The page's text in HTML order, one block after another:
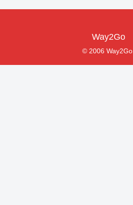
Way2Go
© 2006 Way2Go.